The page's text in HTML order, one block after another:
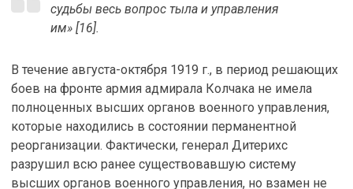
судьбы весь вопрос тыла и управления
им» [16].
В течение августа-октября 1919 г., в период решающих
боев на фронте армия адмирала Колчака не имела
полноценных высших органов военного управления,
которые находились в состоянии перманентной
реорганизации. Фактически, генерал Дитерихс
разрушил всю ранее существовавшую систему
высших органов военного управления, но взамен не